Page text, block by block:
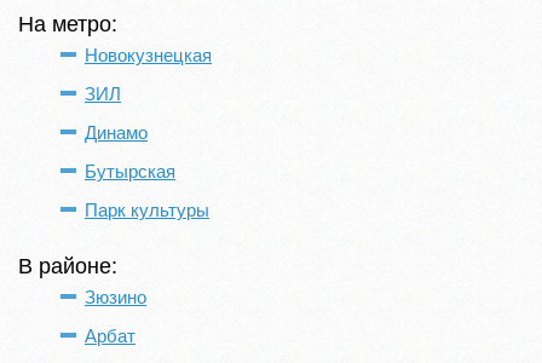
На метро:
Новокузнецкая
ЗИЛ
Динамо
Бутырская
Парк культуры
В районе:
Зюзино
Арбат